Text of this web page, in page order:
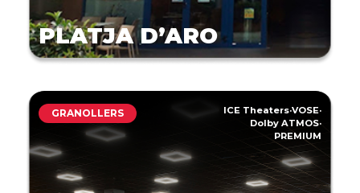
PLATJA D’ARO
GRANOLLERS ICE Theaters·VOSE·
Dolby ATMOS·
PREMIUM